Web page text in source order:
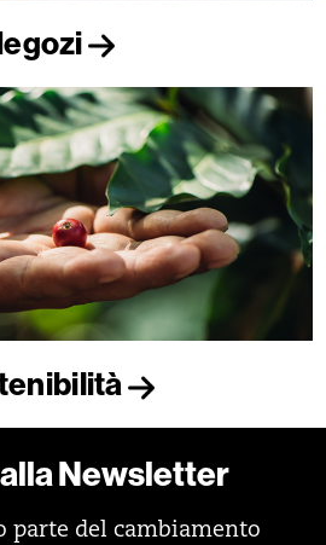
Newsletter
parte del cambiamento